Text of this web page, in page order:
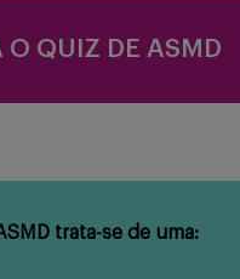
O QUIZ DE ASMD
trata-se de uma: